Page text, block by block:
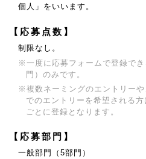
個人」をいいます。
【応募点数】
制限なし。
※一度に応募フォームで登録で
門）のみです。
※複数ネーミングのエントリー
でのエントリーを希望される方
ごとに登録となります。
【応募部門】
一般部門（5部門）